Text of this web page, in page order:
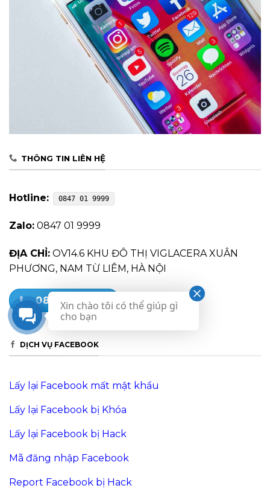
THÔNG TIN LIÊN HỆ
Hotline: 0847 01 9999
Zalo: 0847 01 9999
ĐỊA CHỈ: OV14.6 KHU ĐÔ THỊ VIGLACERA XUÂN
PHƯƠNG, NAM TỪ LIÊM, HÀ NỘI
0847 01 9999
DỊCH VỤ FACEBOOK
Lấy lại Facebook mất mật khẩu
Lấy lại Facebook bị Khóa
Lấy lại Facebook bị Hack
Mã đăng nhập Facebook
Report Facebook bị Hack
Xin chào tôi có thể giúp gì
cho bạn